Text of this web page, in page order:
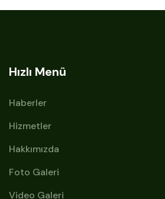
Hızlı Menü
Haberler
Hizmetler
Hakkımızda
Foto Galeri
Video Galeri